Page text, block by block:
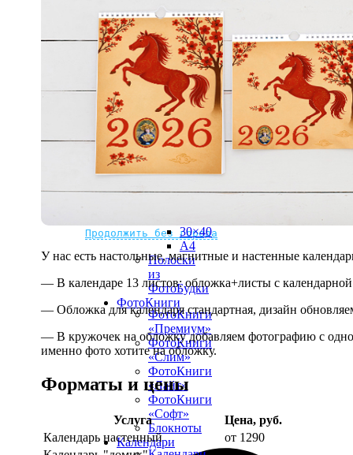
Продолжить без города
20х30
30х30
30х40
А4
Фото
рамке
10х10
10×15
13×18
15×15
15×20
20×20
30×40
A4
Полоски
из
ФотоБудки
ФотоКниги
ФотоКниги
«Премиум»
ФотоКниги
«Слим»
ФотоКниги
«Лайт»
ФотоКниги
«Софт»
Блокноты
Календари
У нас есть настольные, магнитные и настенные
— В календаре 13 листов: обложка+листы с календарной
— Обложка для календаря стандартная, дизайн
— В кружочек на обложку добавляем фотографию с
именно фото хотите на обложку.
Форматы и цены
Услуга
Цена, руб.
Календарь настенный
от 1290